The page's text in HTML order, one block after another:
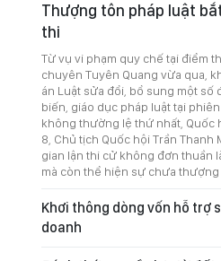
Thượng tôn pháp luật
thi
Từ vụ vi phạm quy chế tại điểm
chuyên Tuyên Quang vừa qua,
án Luật sửa đổi, bổ sung một số
biến, giáo dục pháp luật tại
không thường lệ thứ nhất, Quốc
8, Chủ tịch Quốc hội Trần Thanh
gian lận thi cử không đơn thuần
mà còn thể hiện sự chưa thượng
Khơi thông dòng vốn hỗ trợ
doanh